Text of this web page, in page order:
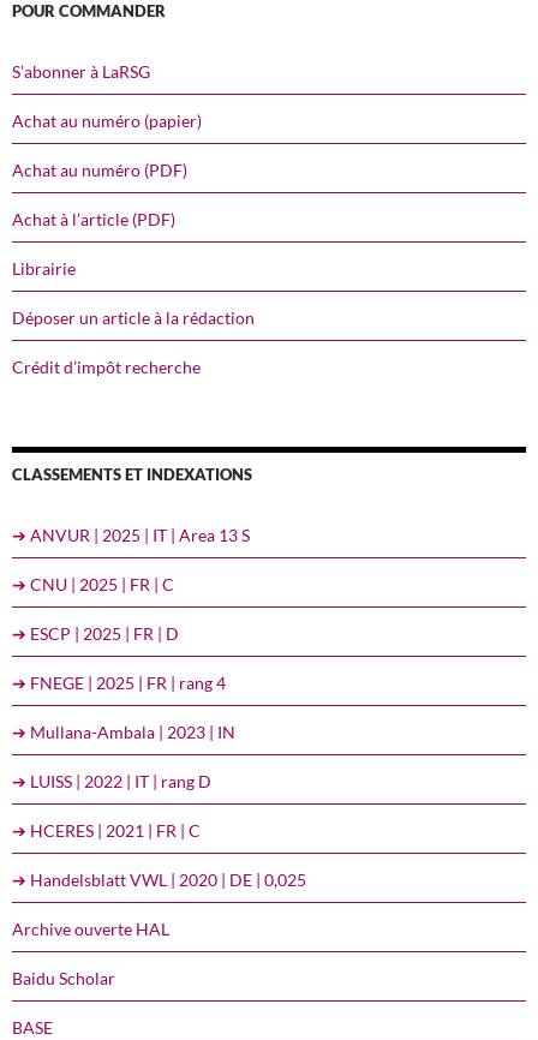
POUR COMMANDER
S’abonner à LaRSG
Achat au numéro (papier)
Achat au numéro (PDF)
Achat à l’article (PDF)
Librairie
Déposer un article à la rédaction
Crédit d’impôt recherche
CLASSEMENTS ET INDEXATIONS
➔ ANVUR | 2025 | IT | Area 13 S
➔ CNU | 2025 | FR | C
➔ ESCP | 2025 | FR | D
➔ FNEGE | 2025 | FR | rang 4
➔ Mullana-Ambala | 2023 | IN
➔ LUISS | 2022 | IT | rang D
➔ HCERES | 2021 | FR | C
➔ Handelsblatt VWL | 2020 | DE | 0,025
Archive ouverte HAL
Baidu Scholar
BASE